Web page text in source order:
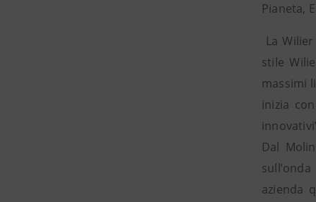
Pianeta,
La
stile
massimi
inizia
Dal
azienda